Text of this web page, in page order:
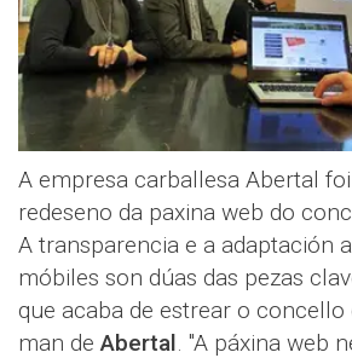
A empresa carballesa Abertal
redeseno da paxina web do
A transparencia e a adaptación
móbiles son dúas das pezas
que acaba de estrear o concello
man de Abertal . "A páxina web